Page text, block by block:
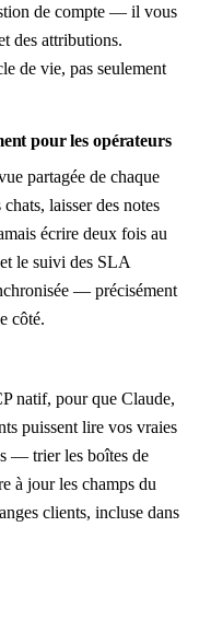
de compte — il vous
des attributions.
de vie, pas seulement
pour les opérateurs
partagée de chaque
laisser des notes
écrire deux fois au
le suivi des SLA
— précisément
côté.
natif, pour que Claude,
puissent lire vos vraies
— trier les boîtes de
à jour les champs du
clients, incluse dans